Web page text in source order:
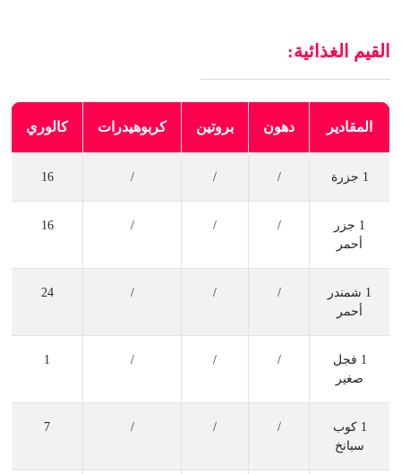
القيم الغذائية:
المقادير دهون بروتين كربوهيدرات كالوري
1 جزرة /
/
/
16
1 جزر
أحمر
/
/
/
16
1 شمندر
أحمر
/
/
/
24
1 فجل
صغير
/
/
/
1
1 كوب
سبانخ
/
/
/
7